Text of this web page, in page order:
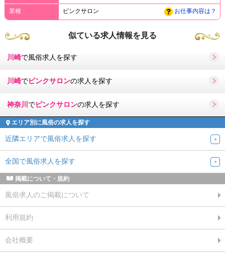
業種 ピンクサロン お仕事内容は？
似ている求人情報を見る
川崎で風俗求人を探す
川崎でピンクサロンの求人を探す
神奈川 でピンクサロンの求人を探す
エリア別に風俗の求人を探す
近隣エリアで風俗求人を探す
全国で風俗求人を探す
掲載について・規約
風俗求人のご掲載について
利用規約
会社概要